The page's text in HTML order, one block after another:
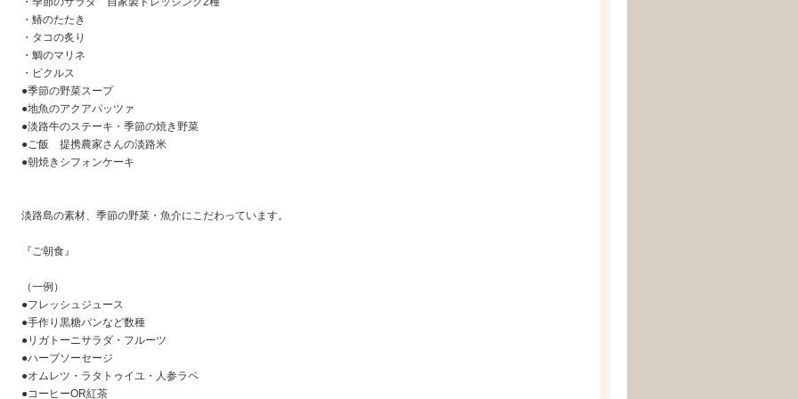
・鰆のたたき
・タコの炙り
・鯛のマリネ
・ピクルス
●季節の野菜スープ
●地魚のアクアパッツァ
●淡路牛のステーキ・季節の焼き野菜
●ご飯 提携農家さんの淡路米
●朝焼きシフォンケーキ
淡路島の素材、季節の野菜・魚介にこだわっています。
『ご朝食』
（一例）
●フレッシュジュース
●手作り黒糖パンなど数種
●リガトーニサラダ・フルーツ
●ハーブソーセージ
●オムレツ・ラタトゥイユ・人参ラペ
●コーヒーOR紅茶